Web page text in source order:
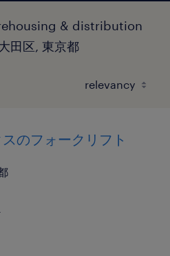
& distribution
田区, 東京都
のフォークリフト